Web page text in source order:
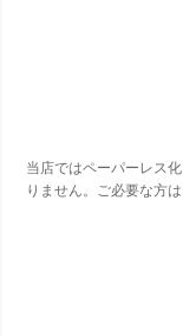
当店ではペーパーレス
りません。ご必要な方